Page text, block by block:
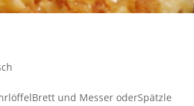
und Messer oderSpätzle